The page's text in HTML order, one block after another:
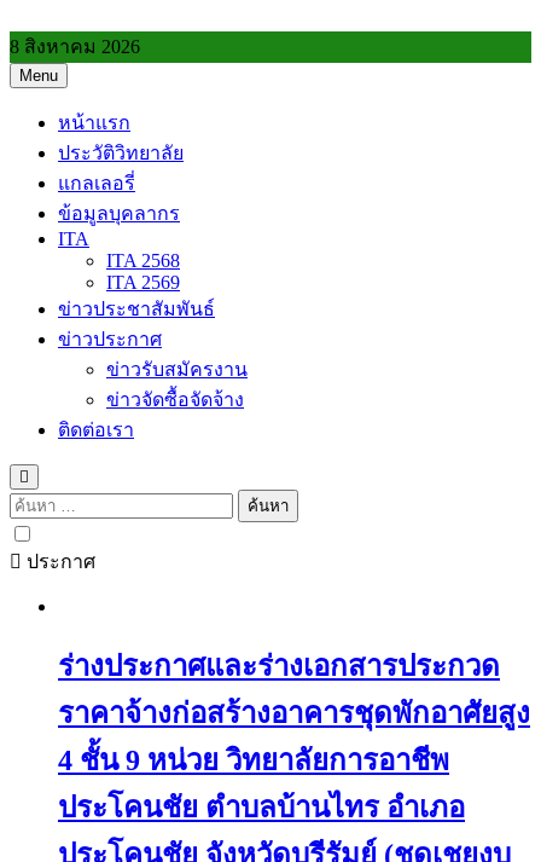
to
content
8 สิงหาคม 2026
Menu
หน้าแรก
ประวัติวิทยาลัย
แกลเลอรี่
ข้อมูลบุคลากร
ITA
ITA 2568
ITA 2569
ข่าวประชาสัมพันธ์
ข่าวประกาศ
ข่าวรับสมัครงาน
ข่าวจัดซื้อจัดจ้าง
ติดต่อเรา
ค้นหา
สำหรับ:
ประกาศ
ร่างประกาศและร่างเอกสารประกวด
ราคาจ้างก่อสร้างอาคารชุดพักอาศัยสูง
4 ชั้น 9 หน่วย วิทยาลัยการอาชีพ
ประโคนชัย ตำบลบ้านไทร อำเภอ
ประโคนชัย จังหวัดบุรีรัมย์ (ชดเชยงบ